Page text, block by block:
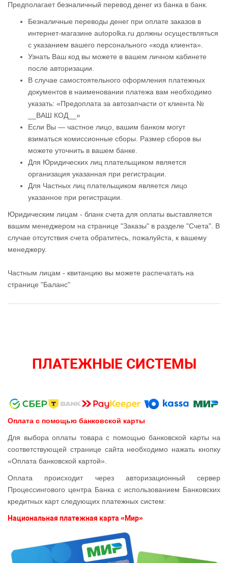
Предполагает безналичный перевод денег из банка в банк.
Безналичные переводы денег при оплате заказов в
интернет-магазине autopolka.ru должны осуществляться
с указанием вашего персонального «кода клиента».
Узнать Ваш код вы можете в вашем личном кабинете
после авторизации.
В случае самостоятельного оформления платежных
документов в наименовании платежа вам необходимо
указать: «Предоплата за автозапчасти от клиента №
__ВАШ КОД__»
Если Вы — частное лицо, вашим банком могут
взиматься комиссионные сборы. Размер сборов вы
можете уточнить в вашем банке.
Для Юридических лиц плательщиком является
организация указанная при регистрации.
Для Частных лиц плательщиком является лицо
указанное при регистрации.
Юридическим лицам - бланк счета для оплаты выставляется
вашим менеджером на странице "Заказы" в разделе "Счета". В
случае отсутствия счета обратитесь, пожалуйста, к вашему
менеджеру.
Частным лицам - квитанцию вы можете распечатать на
странице "Баланс"
ПЛАТЕЖНЫЕ СИСТЕМЫ
Оплата с помощью банковской карты
Для выбора оплаты товара с помощью банковской карты на
соответствующей странице сайта необходимо нажать кнопку
«Оплата банковской картой».
Оплата происходит через авторизационный сервер
Процессингового центра Банка с использованием Банковских
кредитных карт следующих платежных систем:
Национальная платежная карта «Мир»